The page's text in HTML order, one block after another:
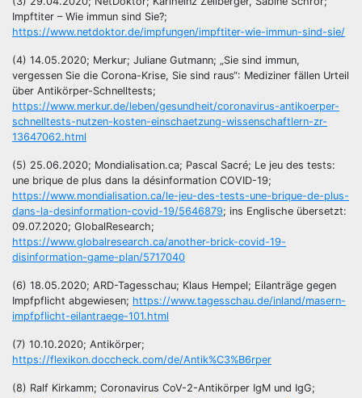
Impftiter – Wie immun sind Sie?;
https://www.netdoktor.de/impfungen/impftiter-wie-immun-sind-sie/
(4) 14.05.2020; Merkur; Juliane Gutmann; „Sie sind immun,
vergessen Sie die Corona-Krise, Sie sind raus“: Mediziner fällen Urteil
über Antikörper-Schnelltests;
https://www.merkur.de/leben/gesundheit/coronavirus-antikoerper-
schnelltests-nutzen-kosten-einschaetzung-wissenschaftlern-zr-
13647062.html
(5) 25.06.2020; Mondialisation.ca; Pascal Sacré; Le jeu des tests:
une brique de plus dans la désinformation COVID-19;
https://www.mondialisation.ca/le-jeu-des-tests-une-brique-de-plus-
dans-la-desinformation-covid-19/5646879; ins Englische übersetzt:
09.07.2020; GlobalResearch;
https://www.globalresearch.ca/another-brick-covid-19-
disinformation-game-plan/5717040
(6) 18.05.2020; ARD-Tagesschau; Klaus Hempel; Eilanträge gegen
Impfpflicht abgewiesen; https://www.tagesschau.de/inland/masern-
impfpflicht-eilantraege-101.html
(7) 10.10.2020; Antikörper;
https://flexikon.doccheck.com/de/Antik%C3%B6rper
(8) Ralf Kirkamm; Coronavirus CoV-2-Antikörper IgM und IgG;